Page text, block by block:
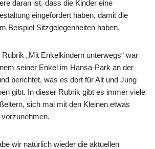
daran ist, dass die Kinder eine
eingefordert haben, damit die
Beispiel Sitzgelegenheiten haben.
„Mit Enkelkindern unterwegs“ war
seiner Enkel im Hansa-Park an der
berichtet, was es dort für Alt und Jung
gibt. In dieser Rubrik gibt es immer viele
sich mal mit den Kleinen etwas
wir natürlich wieder die aktuellen